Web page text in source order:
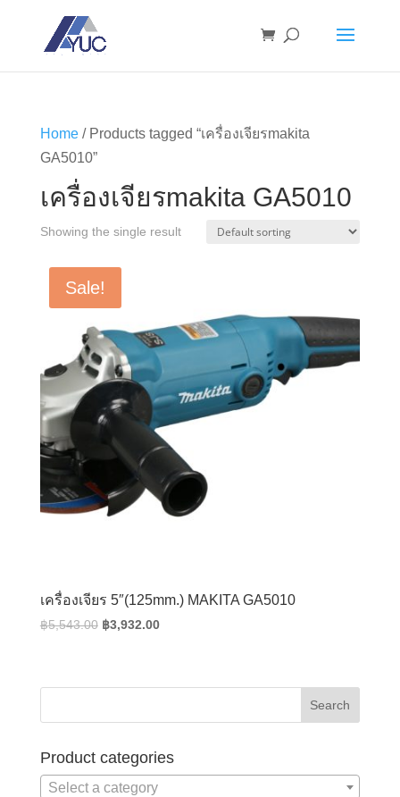
Home/ Products tagged “เครื่องเจียรmakita
GA5010”
เครื่องเจียรmakita GA5010
Showing the single result
Sale!
เครื่องเจียร 5″(125mm.) MAKITA GA5010
฿5,543.00 Original
฿5,543.00.
฿3,932.00Current
฿3,932.00.
Product categories
Select a category